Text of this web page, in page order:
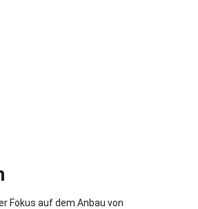
Fokus auf dem Anbau von